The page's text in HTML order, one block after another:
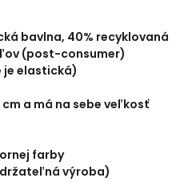
bavlna, 40% recyklovaná
(post-consumer)
je elastická)
cm a má na sebe veľkosť
farby
výroba)